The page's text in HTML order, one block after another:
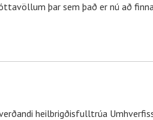
þar sem það er nú að
heilbrigðisfulltrúa